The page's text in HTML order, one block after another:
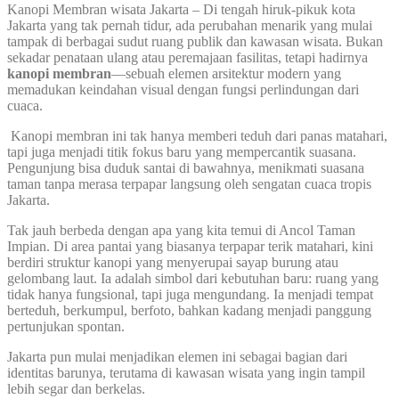
Kanopi Membran wisata Jakarta – Di tengah hiruk-pikuk kota
Jakarta yang tak pernah tidur, ada perubahan menarik yang mulai
tampak di berbagai sudut ruang publik dan kawasan wisata. Bukan
sekadar penataan ulang atau peremajaan fasilitas, tetapi hadirnya
kanopi membran—sebuah elemen arsitektur modern yang
memadukan keindahan visual dengan fungsi perlindungan dari
cuaca.
Kanopi membran ini tak hanya memberi teduh dari panas matahari,
tapi juga menjadi titik fokus baru yang mempercantik suasana.
Pengunjung bisa duduk santai di bawahnya, menikmati suasana
taman tanpa merasa terpapar langsung oleh sengatan cuaca tropis
Jakarta.
Tak jauh berbeda dengan apa yang kita temui di Ancol Taman
Impian. Di area pantai yang biasanya terpapar terik matahari, kini
berdiri struktur kanopi yang menyerupai sayap burung atau
gelombang laut. Ia adalah simbol dari kebutuhan baru: ruang yang
tidak hanya fungsional, tapi juga mengundang. Ia menjadi tempat
berteduh, berkumpul, berfoto, bahkan kadang menjadi panggung
pertunjukan spontan.
Jakarta pun mulai menjadikan elemen ini sebagai bagian dari
identitas barunya, terutama di kawasan wisata yang ingin tampil
lebih segar dan berkelas.